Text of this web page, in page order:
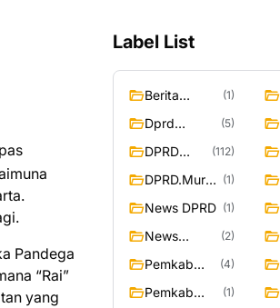
Pandega
“Rai”
yang
Label List
Berita
Raya
(1)
Dprd
Raya
(5)
DPRD
RAYA
(112)
DPRD.Murun (1)
News DPRD (1)
News
(2)
Pemkab
(4)
Pemkab
(1)